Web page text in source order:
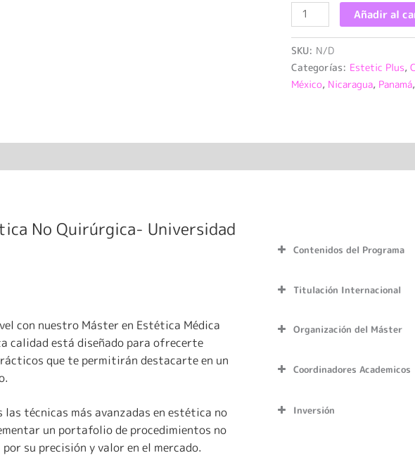
Añadir al
SKU: N/D
Categorías: Estetic Plus,
México, Nicaragua, Panamá,
No Quirúrgica- Universidad
con nuestro Máster en Estética Médica
calidad está diseñado para ofrecerte
que te permitirán destacarte en un
técnicas más avanzadas en estética no
un portafolio de procedimientos no
su precisión y valor en el mercado.
Contenidos del Programa
Titulación Internacional
Organización del Máster
Coordinadores Academicos
Inversión